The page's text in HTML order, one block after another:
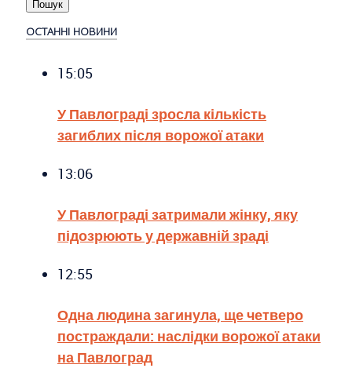
ОСТАННІ НОВИНИ
15:05
У Павлограді зросла кількість
загиблих після ворожої атаки
13:06
У Павлограді затримали жінку, яку
підозрюють у державній зраді
12:55
Одна людина загинула, ще четверо
постраждали: наслідки ворожої атаки
на Павлоград